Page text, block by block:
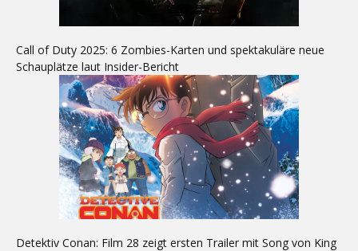
Call of Duty 2025: 6 Zombies-Karten und spektakuläre neue
Schauplätze laut Insider-Bericht
Detektiv Conan: Film 28 zeigt ersten Trailer mit Song von King